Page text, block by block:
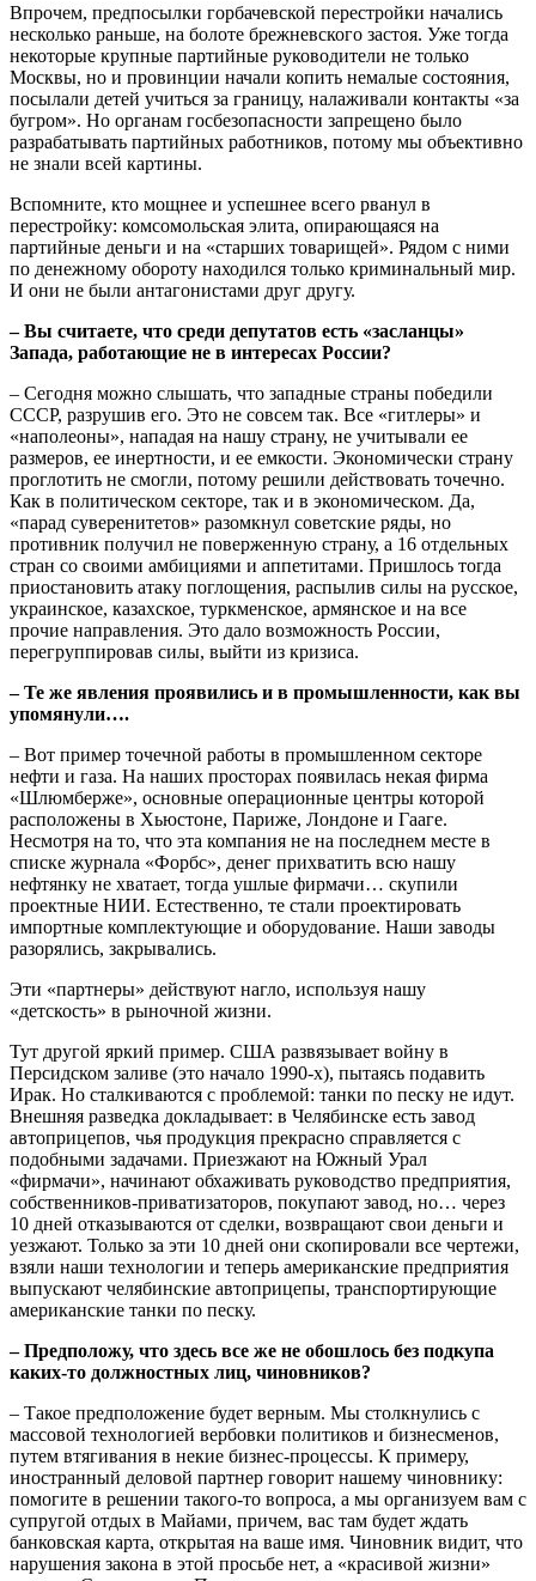
Впрочем, предпосылки горбачевской перестройки начались
несколько раньше, на болоте брежневского застоя. Уже тогда
некоторые крупные партийные руководители не только
Москвы, но и провинции начали копить немалые состояния,
посылали детей учиться за границу, налаживали контакты «за
бугром». Но органам госбезопасности запрещено было
разрабатывать партийных работников, потому мы объективно
не знали всей картины.
Вспомните, кто мощнее и успешнее всего рванул в
перестройку: комсомольская элита, опирающаяся на
партийные деньги и на «старших товарищей». Рядом с ними
по денежному обороту находился только криминальный мир.
И они не были антагонистами друг другу.
– Вы считаете, что среди депутатов есть «засланцы»
Запада, работающие не в интересах России?
– Сегодня можно слышать, что западные страны победили
СССР, разрушив его. Это не совсем так. Все «гитлеры» и
«наполеоны», нападая на нашу страну, не учитывали ее
размеров, ее инертности, и ее емкости. Экономически страну
проглотить не смогли, потому решили действовать точечно.
Как в политическом секторе, так и в экономическом. Да,
«парад суверенитетов» разомкнул советские ряды, но
противник получил не поверженную страну, а 16 отдельных
стран со своими амбициями и аппетитами. Пришлось тогда
приостановить атаку поглощения, распылив силы на русское,
украинское, казахское, туркменское, армянское и на все
прочие направления. Это дало возможность России,
перегруппировав силы, выйти из кризиса.
– Те же явления проявились и в промышленности, как вы
упомянули….
– Вот пример точечной работы в промышленном секторе
нефти и газа. На наших просторах появилась некая фирма
«Шлюмберже», основные операционные центры которой
расположены в Хьюстоне, Париже, Лондоне и Гааге.
Несмотря на то, что эта компания не на последнем месте в
списке журнала «Форбс», денег прихватить всю нашу
нефтянку не хватает, тогда ушлые фирмачи… скупили
проектные НИИ. Естественно, те стали проектировать
импортные комплектующие и оборудование. Наши заводы
разорялись, закрывались.
Эти «партнеры» действуют нагло, используя нашу
«детскость» в рыночной жизни.
Тут другой яркий пример. США развязывает войну в
Персидском заливе (это начало 1990-х), пытаясь подавить
Ирак. Но сталкиваются с проблемой: танки по песку не идут.
Внешняя разведка докладывает: в Челябинске есть завод
автоприцепов, чья продукция прекрасно справляется с
подобными задачами. Приезжают на Южный Урал
«фирмачи», начинают обхаживать руководство предприятия,
собственников-приватизаторов, покупают завод, но… через
10 дней отказываются от сделки, возвращают свои деньги и
уезжают. Только за эти 10 дней они скопировали все чертежи,
взяли наши технологии и теперь американские предприятия
выпускают челябинские автоприцепы, транспортирующие
американские танки по песку.
– Предположу, что здесь все же не обошлось без подкупа
каких-то должностных лиц, чиновников?
– Такое предположение будет верным. Мы столкнулись с
массовой технологией вербовки политиков и бизнесменов,
путем втягивания в некие бизнес-процессы. К примеру,
иностранный деловой партнер говорит нашему чиновнику:
помогите в решении такого-то вопроса, а мы организуем вам с
супругой отдых в Майами, причем, вас там будет ждать
банковская карта, открытая на ваше имя. Чиновник видит, что
нарушения закона в этой просьбе нет, а «красивой жизни»